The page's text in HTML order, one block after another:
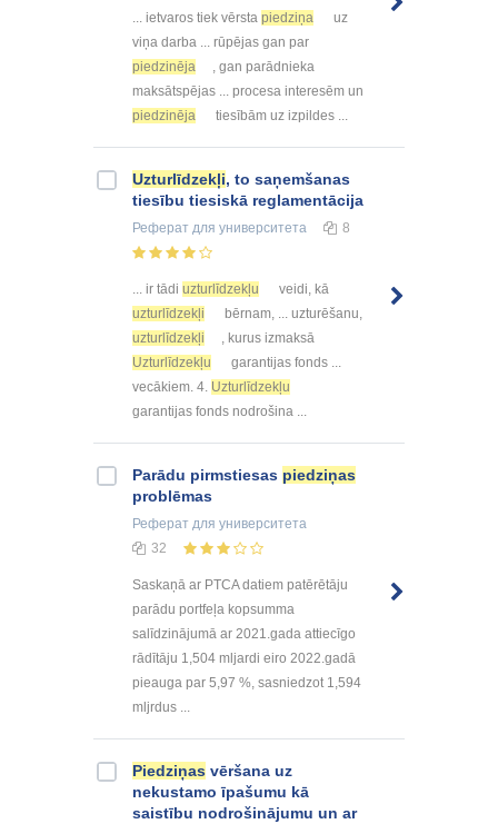
... ietvaros tiek vērsta piedziņa
uz
viņa darba ... rūpējas gan par
piedzinēja
, gan parādnieka
maksātspējas ... procesa interesēm un
piedzinēja
tiesībām uz izpildes ...
Uzturlīdzekļi, to saņemšanas
tiesību tiesiskā reglamentācija
Реферат для университета 8
... ir tādi uzturlīdzekļu
veidi, kā
uzturlīdzekļi
bērnam, ... uzturēšanu,
uzturlīdzekļi
, kurus izmaksā
Uzturlīdzekļu
garantijas fonds ...
vecākiem. 4. Uzturlīdzekļu
garantijas fonds nodrošina ...
Parādu pirmstiesas piedziņas
problēmas
Реферат для университета
32
Saskaņā ar PTCA datiem patērētāju
parādu portfeļa kopsumma
salīdzinājumā ar 2021.gada attiecīgo
rādītāju 1,504 mljardi eiro 2022.gadā
pieauga par 5,97 %, sasniedzot 1,594
mljrdus ...
Piedziņas vēršana uz
nekustamo īpašumu kā
saistību nodrošinājumu un ar